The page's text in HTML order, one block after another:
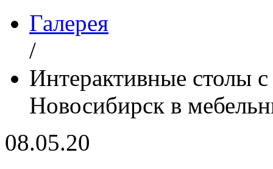
Галерея
/
Интерактивные столы
Новосибирск в
08.05.20